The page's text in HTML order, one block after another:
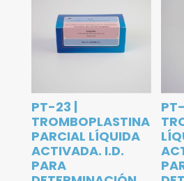
PT-23 |
TROMBOPLASTINA
PARCIAL LÍQUIDA
ACTIVADA. I.D.
PARA